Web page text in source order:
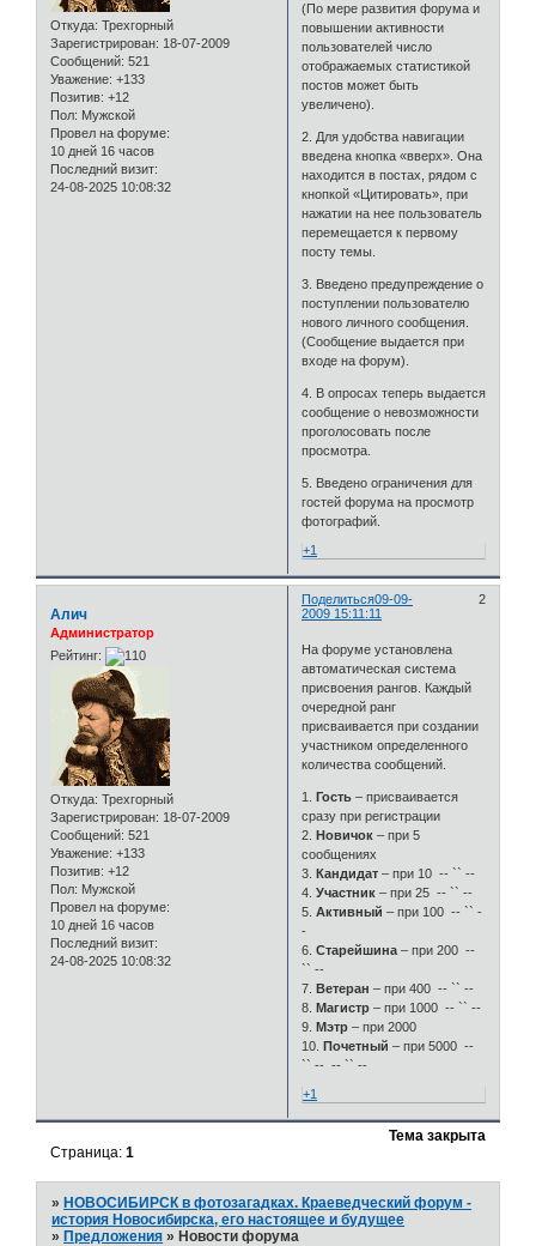
Откуда: Трехгорный
Зарегистрирован: 18-07-2009
Сообщений: 521
Уважение: +133
Позитив: +12
Пол: Мужской
Провел на форуме:
10 дней 16 часов
Последний визит:
24-08-2025 10:08:32
(По мере развития форума и
повышении активности
пользователей число
отображаемых статистикой
постов может быть
увеличено).
2. Для удобства навигации
введена кнопка «вверх». Она
находится в постах, рядом с
кнопкой «Цитировать», при
нажатии на нее пользователь
перемещается к первому
посту темы.
3. Введено предупреждение о
поступлении пользователю
нового личного сообщения.
(Сообщение выдается при
входе на форум).
4. В опросах теперь выдается
сообщение о невозможности
проголосовать после
просмотра.
5. Введено ограничения для
гостей форума на просмотр
фотографий.
+1
Поделиться 2
09-09-
2009 15:11:11
Алич
Администратор
Рейтинг:
Откуда: Трехгорный
Зарегистрирован: 18-07-2009
Сообщений: 521
Уважение: +133
Позитив: +12
Пол: Мужской
Провел на форуме:
10 дней 16 часов
Последний визит:
24-08-2025 10:08:32
На форуме установлена
автоматическая система
присвоения рангов. Каждый
очередной ранг
присваивается при создании
участником определенного
количества сообщений.
1.Гость – присваивается
сразу при регистрации
2.Новичок – при 5
сообщениях
3.Кандидат – при 10 -- `` --
4.Участник – при 25 -- `` --
5.Активный – при 100 -- `` -
-
6.Старейшина – при 200 --
`` --
7.Ветеран – при 400 -- `` --
8.Магистр – при 1000 -- `` --
9.Мэтр – при 2000
10.Почетный – при 5000 --
`` -- -- `` --
+1
Тема закрыта
Страница:1
» НОВОСИБИРСК в фотозагадках. Краеведческий форум -
история Новосибирска, его настоящее и будущее
» Предложения » Новости форума